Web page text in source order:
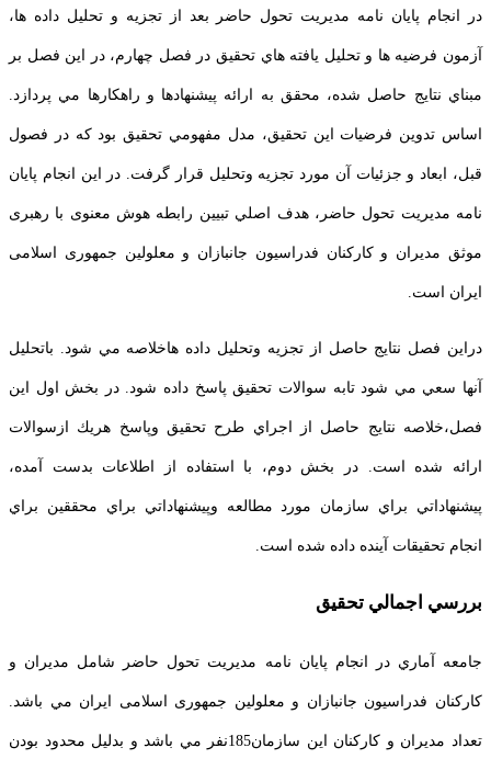
در انجام پایان نامه مدیریت تحول حاضر بعد از تجزيه و تحليل داده ها،
آزمون فرضيه ها و تحليل يافته هاي تحقيق در فصل چهارم، در اين فصل بر
مبناي نتايج حاصل شده، محقق به ارائه پيشنهادها و راهكارها مي پردازد.
اساس تدوين فرضيات اين تحقيق، مدل مفهومي تحقيق بود كه در فصول
قبل، ابعاد و جزئيات آن مورد تجزيه وتحليل قرار گرفت. در اين انجام پایان
نامه مدیریت تحول حاضر، هدف اصلي تبيين رابطه هوش معنوی با رهبری
موثق مدیران و كاركنان فدراسیون جانبازان و معلولین جمهوری اسلامی
ایران است.
دراين فصل نتايج حاصل از تجزيه وتحليل داده هاخلاصه مي شود. باتحليل
آنها سعي مي شود تابه سوالات تحقيق پاسخ داده شود. در بخش اول اين
فصل،خلاصه نتايج حاصل از اجراي طرح تحقيق وپاسخ هريك ازسوالات
ارائه شده است. در بخش دوم، با استفاده از اطلاعات بدست آمده،
پيشنهاداتي براي سازمان مورد مطالعه وپيشنهاداتي براي محققين براي
انجام تحقيقات آينده داده شده است.
بررسي اجمالي تحقيق
جامعه آماري در انجام پایان نامه مدیریت تحول حاضر شامل مدیران و
كاركنان فدراسیون جانبازان و معلولین جمهوری اسلامی ایران مي باشد.
تعداد مديران و كاركنان این سازمان185نفر مي باشد و بدليل محدود بودن